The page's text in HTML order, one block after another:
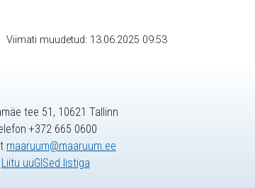
Viimati muudetud: 13.06.2025 09:53
tee 51, 10621 Tallinn
+372 665 0600
maaruum@maaruum.ee
Liitu uuGISed listiga